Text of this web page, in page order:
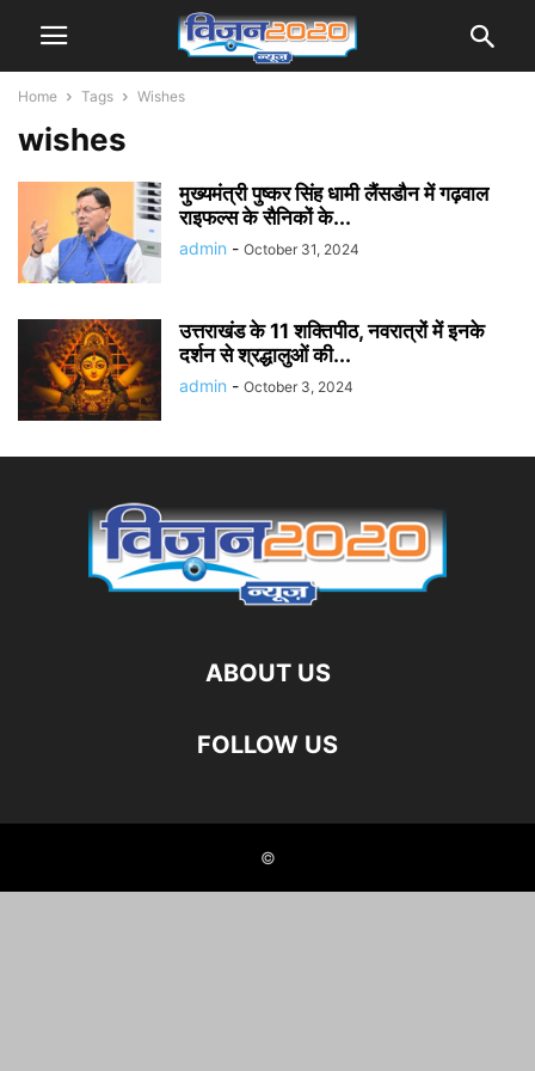
Home Tags Wishes
wishes
मुख्यमंत्री पुष्कर सिंह धामी लैंसडौन में गढ़वाल
राइफल्स के सैनिकों के...
admin - October 31, 2024
उत्तराखंड के 11 शक्तिपीठ, नवरात्रों में इनके
दर्शन से श्रद्धालुओं की...
admin - October 3, 2024
ABOUT US
FOLLOW US
©